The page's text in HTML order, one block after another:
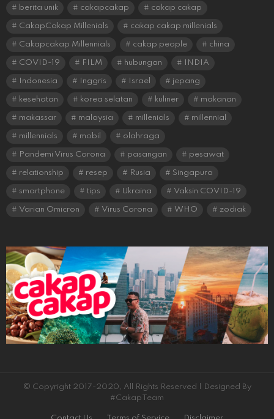
berita unik cakapcakap cakap cakap
CakapCakap Millenials cakap cakap millenials
Cakapcakap Millennials cakap people china
COVID-19 FILM hubungan INDIA
Indonesia Inggris Israel jepang
kesehatan korea selatan kuliner makanan
makassar malaysia millenials millennial
millennials mobil olahraga
Pandemi Virus Corona pasangan pesawat
relationship resep Rusia Singapura
smartphone tips Ukraina Vaksin COVID-19
Varian Omicron Virus Corona WHO zodiak
© Copyright 2017-2020, All Rights Reserved | Designed By
#CakapTeam